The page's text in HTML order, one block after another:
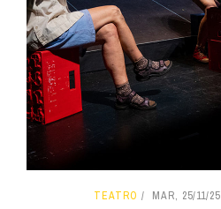
TEATRO MAR, 25/11/25